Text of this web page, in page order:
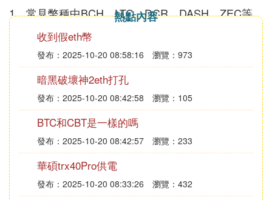
1、常見幣種中BCH、LTC、DCR、DASH、ZEC等
均是通過分叉BTC而來，主要是在性能、隱私性、加
密演算法等方面有一些不一樣的主張。
2、ETH、EOS等則是比較成功的自研項目，他們往
往不是滿足於發行一個新幣，而是嘗試做一套支持開
發智能合約、去中心化應用的公共平台。
3、通證（Token）發行則主要是藉助前述公共平台的
能力，以非常快速、簡便的方式發行新的幣種，這些
新幣種通常是在業務層面有些創新或融合；通證（To
ken）打開了數字貨幣發行的新世界大門，項目眾籌
（I-C-O）、穩定幣（USDT等）、平台幣、I-E-O等
輪番上演，可謂是百花齊放、魚龍混雜。
熱點內容
收到假eth幣
發布：2025-10-20 08:58:16 瀏覽：973
暗黑破壞神2eth打孔
發布：2025-10-20 08:42:58 瀏覽：105
BTC和CBT是一樣的嗎
發布：2025-10-20 08:42:57 瀏覽：233
華碩trx40Pro供電
發布：2025-10-20 08:33:26 瀏覽：432